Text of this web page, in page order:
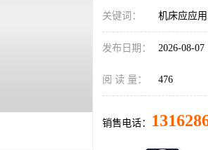
关键词： 机床应应
发布日期： 2026-08-07
阅 读 量： 476
销售电话：